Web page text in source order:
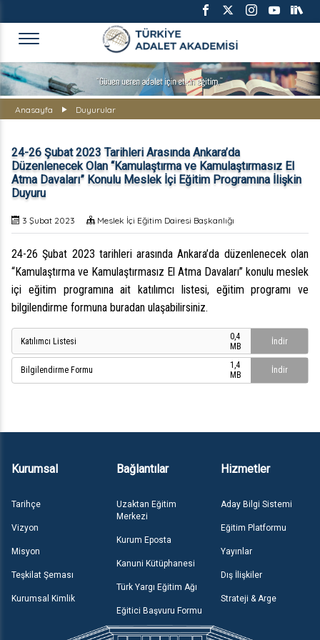
TÜRKİYE ADALET AKADEMİSİ
Anasayfa Duyurular
24-26 Şubat 2023 Tarihleri Arasında Ankara’da
Düzenlenecek Olan “Kamulaştırma ve Kamulaştırmasız El
Atma Davaları” Konulu Meslek İçi Eğitim Programına İlişkin
Duyuru
3 Şubat 2023 Meslek İçi Eğitim Dairesi Başkanlığı
24-26 Şubat 2023 tarihleri arasında Ankara’da düzenlenecek olan
“Kamulaştırma ve Kamulaştırmasız El Atma Davaları” konulu meslek
içi eğitim programına ait katılımcı listesi, eğitim programı ve
bilgilendirme formuna buradan ulaşabilirsiniz.
Katılımcı Listesi
0,4
MB
İndir
Bilgilendirme Formu
1,4
MB
İndir
Kurumsal
Tarihçe
Vizyon
Misyon
Teşkilat Şeması
Kurumsal Kimlik
Bağlantılar
Uzaktan Eğitim
Merkezi
Kurum Eposta
Kanuni Kütüphanesi
Türk Yargı Eğitim Ağı
Eğitici Başvuru Formu
Hizmetler
Aday Bilgi Sistemi
Eğitim Platformu
Yayınlar
Dış İlişkiler
Strateji & Arge